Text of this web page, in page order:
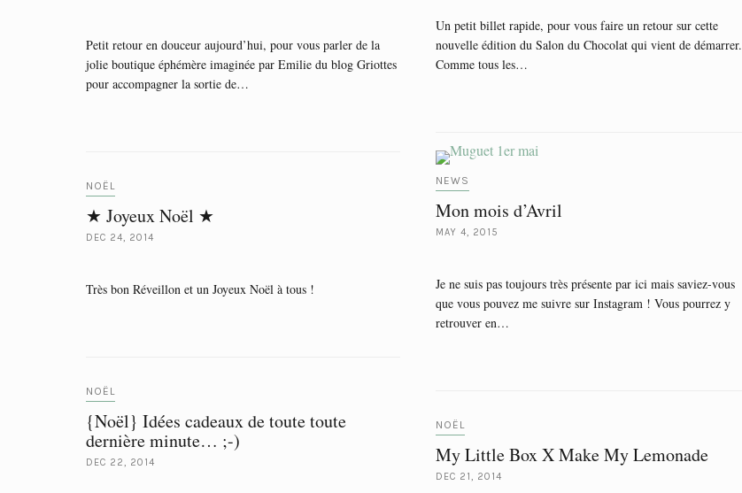
Petit retour en douceur aujourd’hui, pour vous parler de la
jolie boutique éphémère imaginée par Emilie du blog Griottes
pour accompagner la sortie de…
Un petit billet rapide, pour vous faire un retour sur cette
nouvelle édition du Salon du Chocolat qui vient de démarrer.
Comme tous les…
NEWS
Mon mois d’Avril
MAY 4, 2015
Je ne suis pas toujours très présente par ici mais saviez-vous
que vous pouvez me suivre sur Instagram ! Vous pourrez y
retrouver en…
NOËL
★ Joyeux Noël ★
DEC 24, 2014
Très bon Réveillon et un Joyeux Noël à tous !
NOËL
{Noël} Idées cadeaux de toute toute
dernière minute… ;-)
DEC 22, 2014
NOËL
My Little Box X Make My Lemonade
DEC 21, 2014